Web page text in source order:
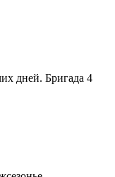
дней. Бригада 4